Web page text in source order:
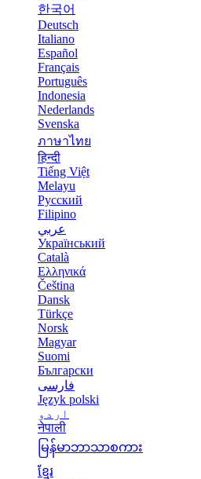
한국어
Deutsch
Italiano
Español
Français
Português
Indonesia
Nederlands
Svenska
ภาษาไทย
हिन्दी
Tiếng Việt
Melayu
Русский
Filipino
عربي
Український
Català
Ελληνικά
Čeština
Dansk
Türkçe
Norsk
Magyar
Suomi
Български
فارسی
Język polski
اردو
नेपाली
မြန်မာဘာသာစကား
ខ្មែរ